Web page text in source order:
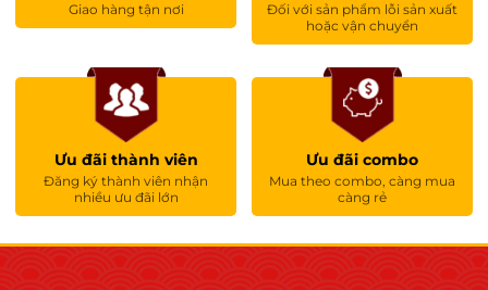
Giao hàng tận nơi
Đối với sản phẩm lỗi sản xuất
hoặc vận chuyển
Ưu đãi thành viên
Đăng ký thành viên nhận
nhiều ưu đãi lớn
Ưu đãi combo
Mua theo combo, càng mua
càng rẻ